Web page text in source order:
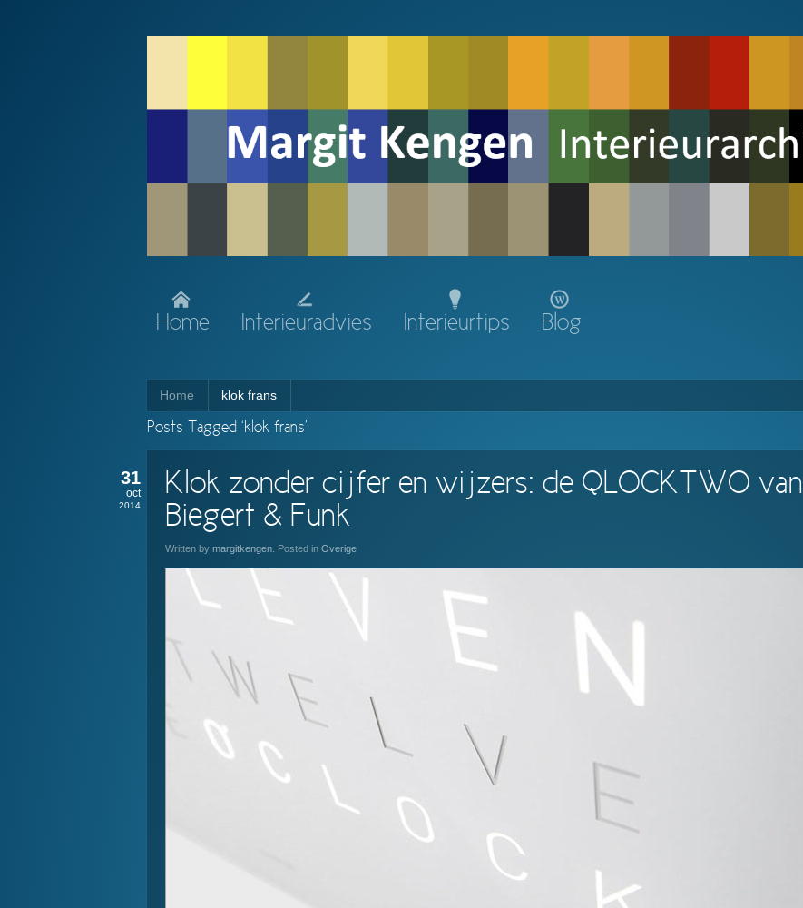
Home Interieuradvies Interieurtips Blog
Home klok frans
Posts Tagged ‘klok frans’
31
oct
2014
Klok zonder cijfer en wijzers: de QLOCKTWO van
Biegert & Funk
Written by margitkengen . Posted in Overige